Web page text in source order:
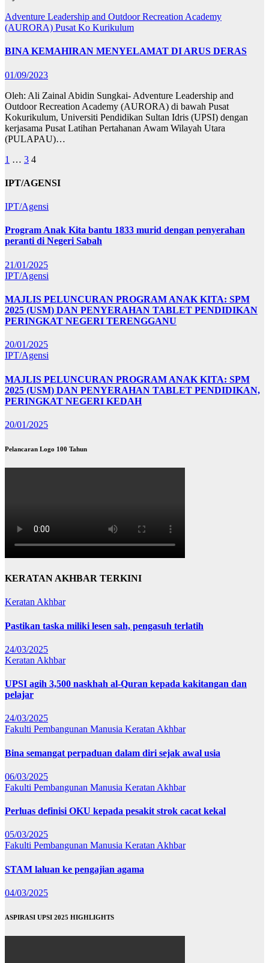
Adventure Leadership and Outdoor Recreation Academy
(AURORA) Pusat Ko Kurikulum
BINA KEMAHIRAN MENYELAMAT DI ARUS DERAS
01/09/2023
Oleh: Ali Zainal Abidin Sungkai- Adventure Leadership and
Outdoor Recreation Academy (AURORA) di bawah Pusat
Kokurikulum, Universiti Pendidikan Sultan Idris (UPSI) dengan
kerjasama Pusat Latihan Pertahanan Awam Wilayah Utara
(PULAPAU)…
kiriman
1 … 3 4
IPT/AGENSI
IPT/Agensi
Program Anak Kita bantu 1833 murid dengan penyerahan
peranti di Negeri Sabah
21/01/2025
IPT/Agensi
MAJLIS PELUNCURAN PROGRAM ANAK KITA: SPM
2025 (USM) DAN PENYERAHAN TABLET PENDIDIKAN
PERINGKAT NEGERI TERENGGANU
20/01/2025
IPT/Agensi
MAJLIS PELUNCURAN PROGRAM ANAK KITA: SPM
2025 (USM) DAN PENYERAHAN TABLET PENDIDIKAN,
PERINGKAT NEGERI KEDAH
20/01/2025
Pelancaran Logo 100 Tahun
KERATAN AKHBAR TERKINI
Keratan Akhbar
Pastikan taska miliki lesen sah, pengasuh terlatih
24/03/2025
Keratan Akhbar
UPSI agih 3,500 naskhah al-Quran kepada kakitangan dan
pelajar
24/03/2025
Fakulti Pembangunan Manusia Keratan Akhbar
Bina semangat perpaduan dalam diri sejak awal usia
06/03/2025
Fakulti Pembangunan Manusia Keratan Akhbar
Perluas definisi OKU kepada pesakit strok cacat kekal
05/03/2025
Fakulti Pembangunan Manusia Keratan Akhbar
STAM laluan ke pengajian agama
04/03/2025
ASPIRASI UPSI 2025 HIGHLIGHTS